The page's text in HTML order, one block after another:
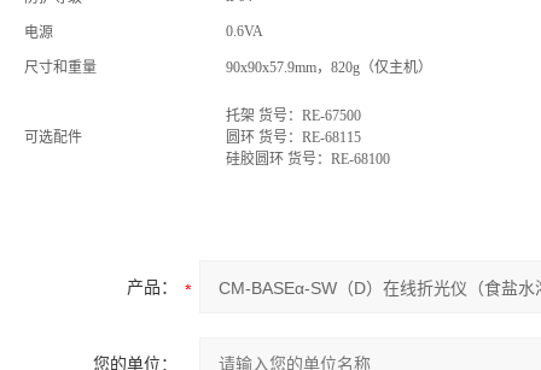
电源 0.6VA
尺寸和重量 90x90x57.9mm，820g（仅主机）
可选配件
托架 货号：RE-67500
圆环 货号：RE-68115
硅胶圆环 货号：RE-68100
产品：
您的单位：